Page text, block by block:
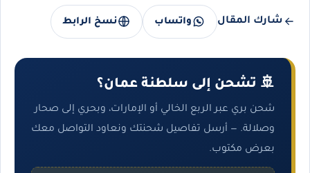
شارك المقال واتساب نسخ الرابط
🚢 تشحن إلى سلطنة عمان؟
شحن بري عبر الربع الخالي أو الإمارات، وبحري إلى صحار
وصلالة. — أرسل تفاصيل شحنتك ونعاود التواصل معك
بعرض مكتوب.